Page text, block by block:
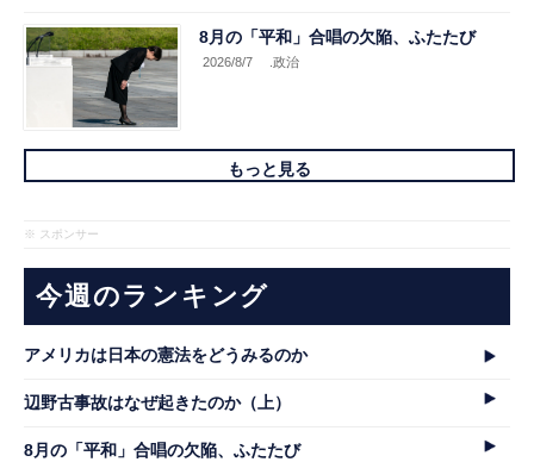
8月の「平和」合唱の欠陥、ふたたび
2026/8/7 .政治
もっと見る
※ スポンサー
今週のランキング
アメリカは日本の憲法をどうみるのか
辺野古事故はなぜ起きたのか（上）
8月の「平和」合唱の欠陥、ふたたび